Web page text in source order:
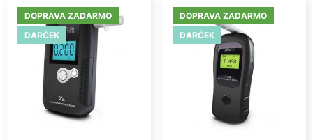
DOPRAVA ZADARMO
DARČEK
DOPRAVA ZADARMO
DARČEK